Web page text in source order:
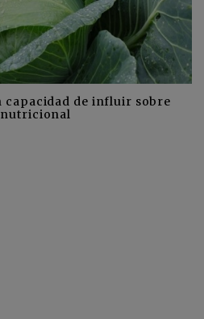
capacidad de influir sobre
nutricional